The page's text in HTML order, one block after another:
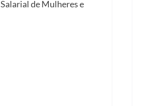
Salarial de Mulheres e